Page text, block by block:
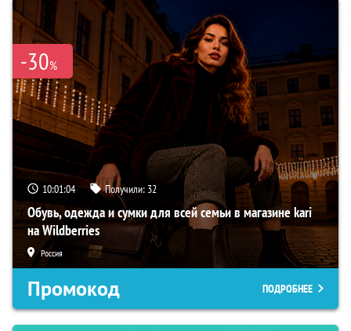
-30%
10:01:03 Получили: 32
Обувь, одежда и сумки для всей семьи в магазине kari
на Wildberries
Россия
Промокод ПОДРОБНЕЕ